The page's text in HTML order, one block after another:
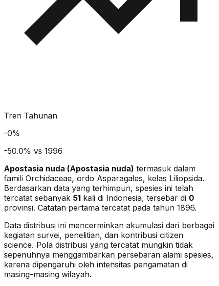
Tren Tahunan
-0%
-50.0% vs 1996
Apostasia nuda (Apostasia nuda) termasuk dalam
famili Orchidaceae, ordo Asparagales, kelas Liliopsida.
Berdasarkan data yang terhimpun, spesies ini telah
tercatat sebanyak 51 kali di Indonesia, tersebar di 0
provinsi. Catatan pertama tercatat pada tahun 1896.
Data distribusi ini mencerminkan akumulasi dari berbagai
kegiatan survei, penelitian, dan kontribusi citizen
science. Pola distribusi yang tercatat mungkin tidak
sepenuhnya menggambarkan persebaran alami spesies,
karena dipengaruhi oleh intensitas pengamatan di
masing-masing wilayah.